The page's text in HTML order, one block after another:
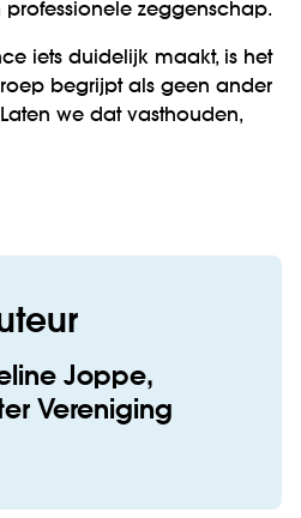
zeggenschap.
iets duidelijk maakt, is het
begrijpt als geen ander
we dat vasthouden,
Joppe,
Vereniging